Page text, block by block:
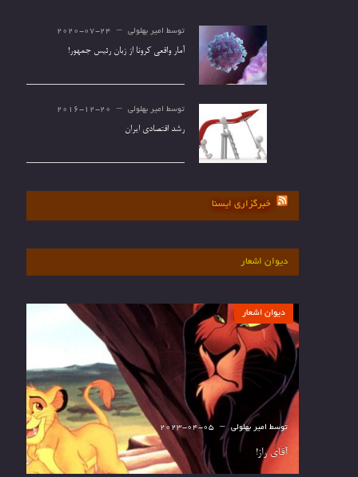
توسط امیر بهلولی 2020-07-24
آمار واقعی کرونا از زبان رئیس جمهور!
توسط امیر بهلولی 2016-12-20
رشد اقتصادی ایران
خبرگزاری ایسنا
دیوان اشعار
دیوان اشعار
توسط امیر بهلولی 2023-04-05
آقای راز!